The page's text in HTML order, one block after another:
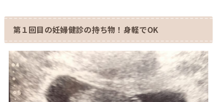
第１回目の妊婦健診の持ち物！身軽でOK